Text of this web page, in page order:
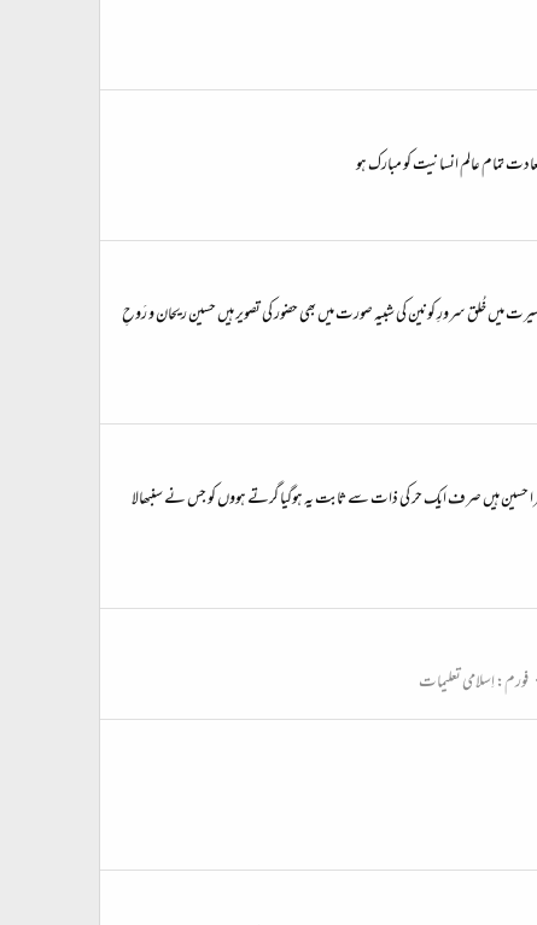
تمام عالم انسانیت کو مبارک ہو
میں خُلق سرورِ کونین کی شبیہ صورت میں بھی حضور کی تصویر ہیں حسین ریحان و رَوحِ
زہرا حسین ہیں صرف ایک حر کی ذات سے ثابت یہ ہوگیا گرتے ہووں کو جس نے سنبھالا
فورم:اِسلامی تعلیمات